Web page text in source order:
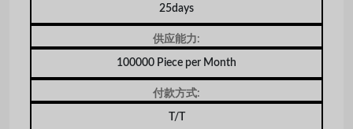
25days
供应能力:
100000 Piece per Month
付款方式:
T/T